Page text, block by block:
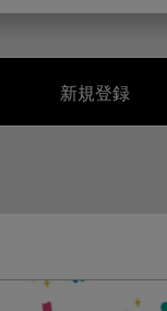
新規登録